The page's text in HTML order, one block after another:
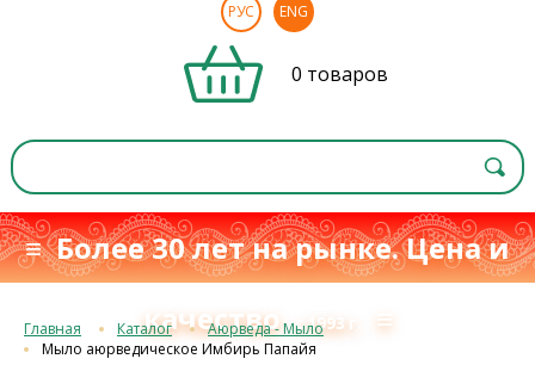
РУС ENG
0 товаров
≡ Более 30 лет на рынке. Цена и
качествос 1993 г. ≡
Главная Каталог
Аюрведа - Мыло
Мыло аюрведическое Имбирь Папайя